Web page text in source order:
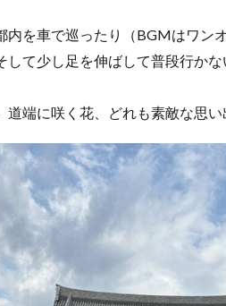
内を車で巡ったり（BGMはワン
して少し足を伸ばして普段行か
端に咲く花、どれも素敵な思い